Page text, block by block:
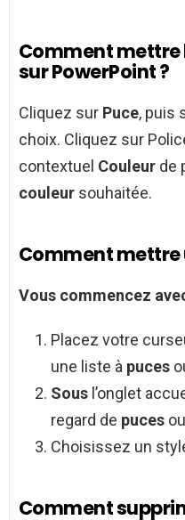
Comment mettre
sur PowerPoint ?
Cliquez sur Puce, puis
choix. Cliquez sur
contextuel Couleur de
couleur souhaitée.
Comment mettre
Vous commencez
Placez votre
une liste à puces
Sous l’onglet
regard de puces
Choisissez un
Comment